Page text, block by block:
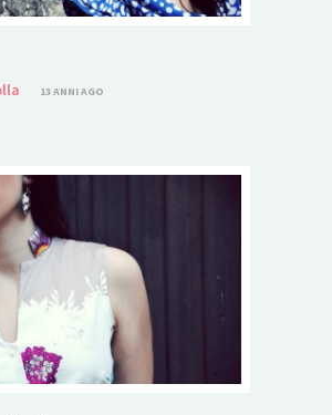
13 ANNI AGO